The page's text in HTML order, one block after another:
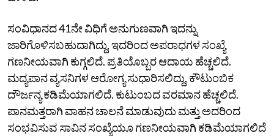
ಸಂವಿಧಾನದ 41ನೇ ವಿಧಿಗೆ ಅನುಗುಣವಾಗಿ ಇದನ್ನು
ಜಾರಿಗೊಳಿಸಬಹುದಾಗಿದ್ದು, ಇದರಿಂದ ಅಪರಾಧಗಳ ಸಂಖ್ಯೆ
ಗಣನೀಯವಾಗಿ ಕುಗ್ಗಲಿದೆ. ಪ್ರತಿಯೊಬ್ಬರ ಆದಾಯ ಹೆಚ್ಚಲಿದೆ.
ಮದ್ಯಪಾನ ವ್ಯಸನಿಗಳ ಆರೋಗ್ಯ ಸುಧಾರಿಸಲಿದ್ದು, ಕೌಟುಂಬಿಕ
ದೌರ್ಜನ್ಯ ಕಡಿಮೆಯಾಗಲಿದೆ. ಕುಟುಂಬದ ವರಮಾನ ಹೆಚ್ಚಲಿದೆ.
ಪಾನಮತ್ತರಾಗಿ ವಾಹನ ಚಾಲನೆ ಮಾಡುವುದು ಮತ್ತು ಅದರಿಂದ
ಸಂಭವಿಸುವ ಸಾವಿನ ಸಂಖ್ಯೆಯೂ ಗಣನೀಯವಾಗಿ ಕಡಿಮೆಯಾಗಲಿದೆ